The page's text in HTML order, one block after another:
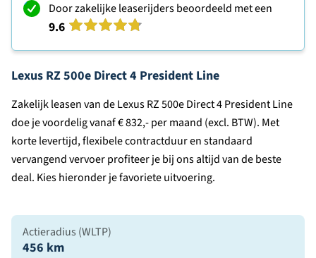
Door zakelijke leaserijders beoordeeld met een
9.6
Lexus RZ 500e Direct 4 President Line
Zakelijk leasen van de Lexus RZ 500e Direct 4 President Line
doe je voordelig vanaf € 832,- per maand (excl. BTW). Met
korte levertijd, flexibele contractduur en standaard
vervangend vervoer profiteer je bij ons altijd van de beste
deal. Kies hieronder je favoriete uitvoering.
Actieradius (WLTP)
456 km